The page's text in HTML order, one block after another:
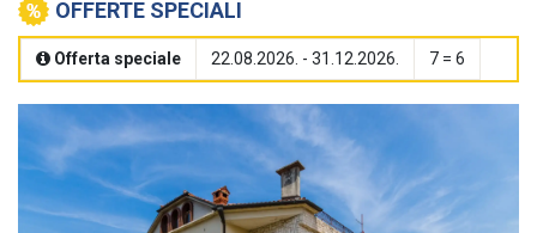
OFFERTE SPECIALI
Offerta speciale 22.08.2026. - 31.12.2026. 7 = 6